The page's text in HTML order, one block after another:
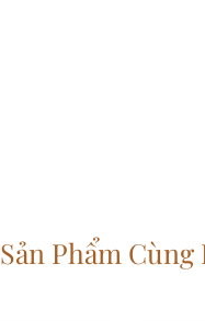
Sản Phẩm Cùng